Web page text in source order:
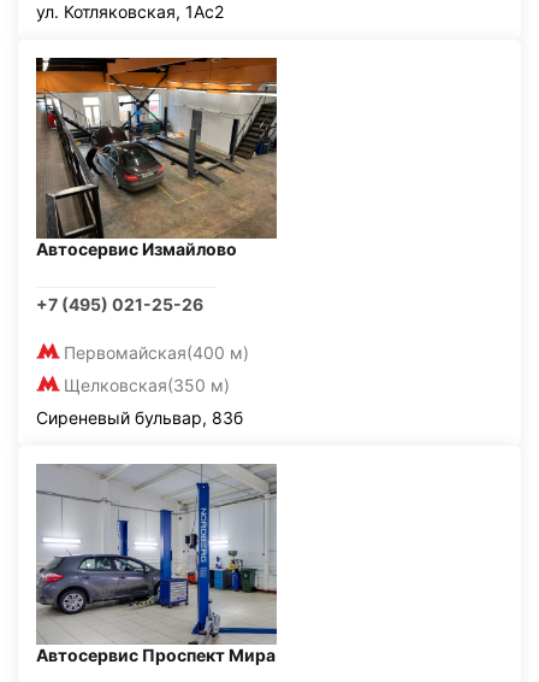
ул. Котляковская, 1Ас2
Автосервис Измайлово
+7 (495) 021-25-26
Первомайская(400 м)
Щелковская(350 м)
Сиреневый бульвар, 83б
Автосервис Проспект Мира